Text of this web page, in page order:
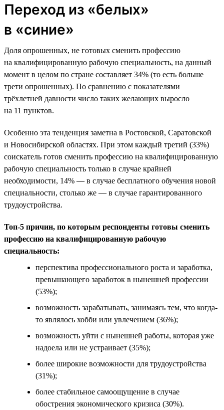
Переход из «белых»
в «синие»
Доля опрошенных, не готовых сменить профессию
на квалифицированную рабочую специальность, на данный
момент в целом по стране составляет 34% (то есть больше
трети опрошенных). По сравнению с показателями
трёхлетней давности число таких желающих выросло
на 11 пунктов.
Особенно эта тенденция заметна в Ростовской, Саратовской
и Новосибирской областях. При этом каждый третий (33%)
соискатель готов сменить профессию на квалифицированную
рабочую специальность только в случае крайней
необходимости, 14% — в случае бесплатного обучения новой
специальности, столько же — в случае гарантированного
трудоустройства.
Топ-5 причин, по которым респонденты готовы сменить
профессию на квалифицированную рабочую
специальность:
перспектива профессионального роста и заработка,
превышающего заработок в нынешней профессии
(53%);
возможность зарабатывать, занимаясь тем, что когда-
то являлось хобби или увлечением (36%);
возможность уйти с нынешней работы, которая уже
надоела или не устраивает (35%);
более широкие возможности для трудоустройства
(31%);
более стабильное самоощущение в случае
обострения экономического кризиса (30%).